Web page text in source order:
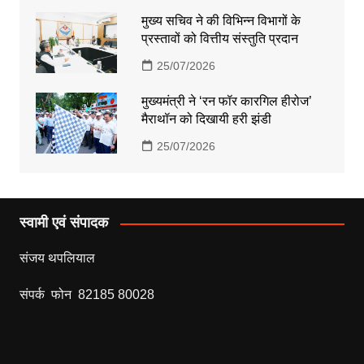
मुख्य सचिव ने की विभिन्न विभागों के
प्रस्तावों को वित्तीय संस्तुति प्रदान
25/07/2026
मुख्यमंत्री ने ‘रन फॉर कारगिल हीरोज’
मैराथॉन को दिखायी हरी झंडी
25/07/2026
स्वामी एवं संपादक
संजय थपलियाल
संपर्क फोन 82185 80028